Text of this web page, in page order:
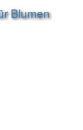
Blumen